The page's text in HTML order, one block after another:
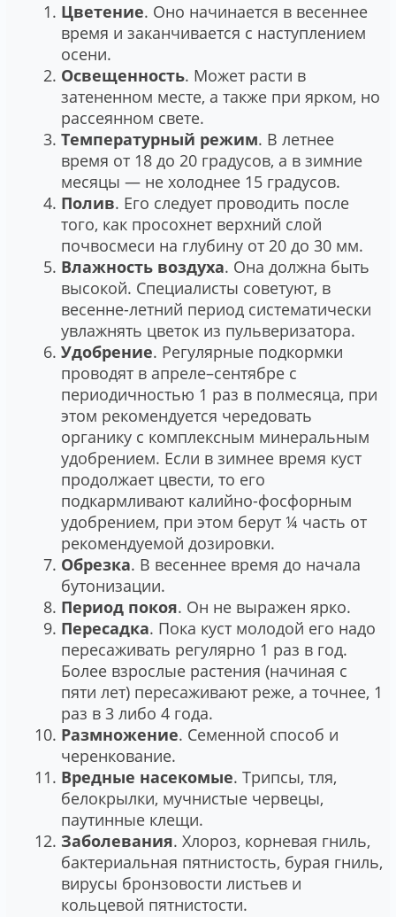
Цветение. Оно начинается в весеннее
время и заканчивается с наступлением
осени.
Освещенность. Может расти в
затененном месте, а также при ярком, но
рассеянном свете.
Температурный режим. В летнее
время от 18 до 20 градусов, а в зимние
месяцы ― не холоднее 15 градусов.
Полив. Его следует проводить после
того, как просохнет верхний слой
почвосмеси на глубину от 20 до 30 мм.
Влажность воздуха. Она должна быть
высокой. Специалисты советуют, в
весенне-летний период систематически
увлажнять цветок из пульверизатора.
Удобрение. Регулярные подкормки
проводят в апреле–сентябре с
периодичностью 1 раз в полмесяца, при
этом рекомендуется чередовать
органику с комплексным минеральным
удобрением. Если в зимнее время куст
продолжает цвести, то его
подкармливают калийно-фосфорным
удобрением, при этом берут ¼ часть от
рекомендуемой дозировки.
Обрезка. В весеннее время до начала
бутонизации.
Период покоя. Он не выражен ярко.
Пересадка. Пока куст молодой его надо
пересаживать регулярно 1 раз в год.
Более взрослые растения (начиная с
пяти лет) пересаживают реже, а точнее, 1
раз в 3 либо 4 года.
Размножение. Семенной способ и
черенкование.
Вредные насекомые. Трипсы, тля,
белокрылки, мучнистые червецы,
паутинные клещи.
Заболевания. Хлороз, корневая гниль,
бактериальная пятнистость, бурая гниль,
вирусы бронзовости листьев и
кольцевой пятнистости.